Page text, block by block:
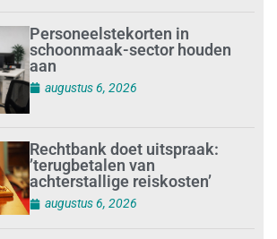
Personeelstekorten in
schoonmaak-sector houden
aan
augustus 6, 2026
Rechtbank doet uitspraak:
’terugbetalen van
achterstallige reiskosten’
augustus 6, 2026